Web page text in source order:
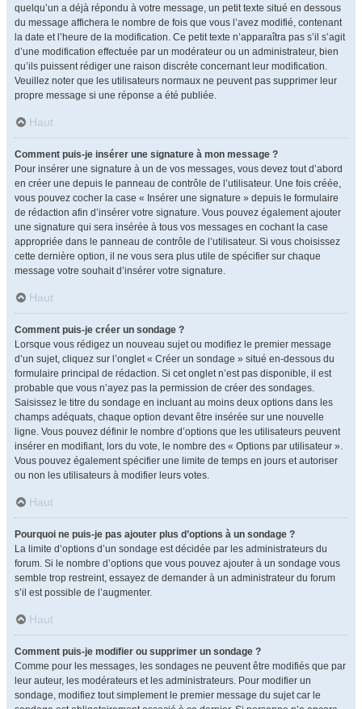
quelqu’un a déjà répondu à votre message, un petit texte situé en dessous
du message affichera le nombre de fois que vous l’avez modifié, contenant
la date et l’heure de la modification. Ce petit texte n’apparaîtra pas s’il s’agit
d’une modification effectuée par un modérateur ou un administrateur, bien
qu’ils puissent rédiger une raison discrète concernant leur modification.
Veuillez noter que les utilisateurs normaux ne peuvent pas supprimer leur
propre message si une réponse a été publiée.
Haut
Comment puis-je insérer une signature à mon message ?
Pour insérer une signature à un de vos messages, vous devez tout d’abord
en créer une depuis le panneau de contrôle de l’utilisateur. Une fois créée,
vous pouvez cocher la case « Insérer une signature » depuis le formulaire
de rédaction afin d’insérer votre signature. Vous pouvez également ajouter
une signature qui sera insérée à tous vos messages en cochant la case
appropriée dans le panneau de contrôle de l’utilisateur. Si vous choisissez
cette dernière option, il ne vous sera plus utile de spécifier sur chaque
message votre souhait d’insérer votre signature.
Haut
Comment puis-je créer un sondage ?
Lorsque vous rédigez un nouveau sujet ou modifiez le premier message
d’un sujet, cliquez sur l’onglet « Créer un sondage » situé en-dessous du
formulaire principal de rédaction. Si cet onglet n’est pas disponible, il est
probable que vous n’ayez pas la permission de créer des sondages.
Saisissez le titre du sondage en incluant au moins deux options dans les
champs adéquats, chaque option devant être insérée sur une nouvelle
ligne. Vous pouvez définir le nombre d’options que les utilisateurs peuvent
insérer en modifiant, lors du vote, le nombre des « Options par utilisateur ».
Vous pouvez également spécifier une limite de temps en jours et autoriser
ou non les utilisateurs à modifier leurs votes.
Haut
Pourquoi ne puis-je pas ajouter plus d’options à un sondage ?
La limite d’options d’un sondage est décidée par les administrateurs du
forum. Si le nombre d’options que vous pouvez ajouter à un sondage vous
semble trop restreint, essayez de demander à un administrateur du forum
s’il est possible de l’augmenter.
Haut
Comment puis-je modifier ou supprimer un sondage ?
Comme pour les messages, les sondages ne peuvent être modifiés que par
leur auteur, les modérateurs et les administrateurs. Pour modifier un
sondage, modifiez tout simplement le premier message du sujet car le